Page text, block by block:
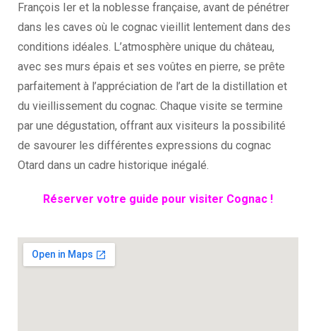
François Ier et la noblesse française, avant de pénétrer
dans les caves où le cognac vieillit lentement dans des
conditions idéales. L’atmosphère unique du château,
avec ses murs épais et ses voûtes en pierre, se prête
parfaitement à l’appréciation de l’art de la distillation et
du vieillissement du cognac. Chaque visite se termine
par une dégustation, offrant aux visiteurs la possibilité
de savourer les différentes expressions du cognac
Otard dans un cadre historique inégalé.
Réserver votre guide pour visiter Cognac !